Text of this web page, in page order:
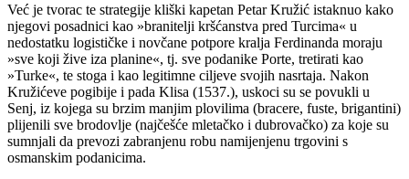
Već je tvorac te strategije kliški kapetan Petar Kružić istaknuo kako
njegovi posadnici kao »branitelji kršćanstva pred Turcima« u
nedostatku logističke i novčane potpore kralja Ferdinanda moraju
»sve koji žive iza planine«, tj. sve podanike Porte, tretirati kao
»Turke«, te stoga i kao legitimne ciljeve svojih nasrtaja. Nakon
Kružićeve pogibije i pada Klisa (1537.), uskoci su se povukli u
Senj, iz kojega su brzim manjim plovilima (bracere, fuste, brigantini)
plijenili sve brodovlje (najčešće mletačko i dubrovačko) za koje su
sumnjali da prevozi zabranjenu robu namijenjenu trgovini s
osmanskim podanicima.